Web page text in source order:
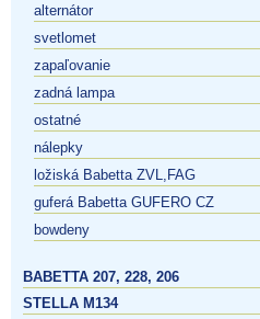
alternátor
svetlomet
zapaľovanie
zadná lampa
ostatné
nálepky
ložiská Babetta ZVL,FAG
guferá Babetta GUFERO CZ
bowdeny
BABETTA 207, 228, 206
STELLA M134